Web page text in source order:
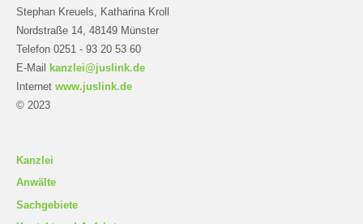
Stephan Kreuels, Katharina Kroll
Nordstraße 14, 48149 Münster
Telefon 0251 - 93 20 53 60
E-Mail kanzlei@juslink.de
Internet www.juslink.de
© 2023
Kanzlei
Anwälte
Sachgebiete